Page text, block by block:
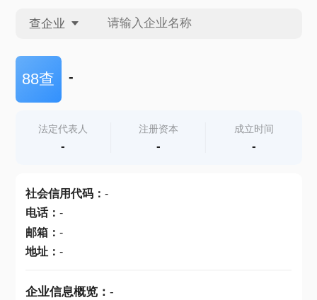
查企业
查企业
查产地
88查 -
法定代表人
-
注册资本
-
成立时间
-
社会信用代码： -
电话： -
邮箱： -
地址： -
企业信息概览： -